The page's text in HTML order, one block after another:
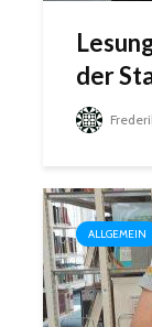
der
ALLGEMEIN